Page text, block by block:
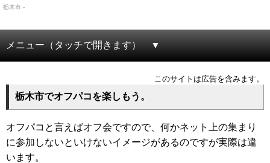
栃木市 -
メニュー（タッチで開きます）
このサイトは広告を含みます。
栃木市でオフパコを楽しもう。
オフパコと言えばオフ会ですので、何かネット上の集まり
に参加しないといけないイメージがあるのですが実際は違
います。